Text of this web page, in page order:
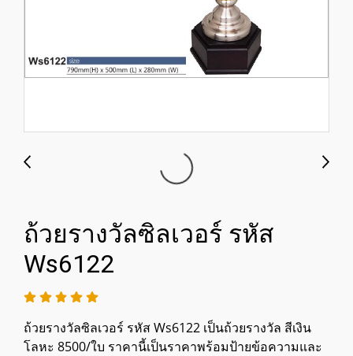
ถ้วยรางวัลซิลเวอร์ รหัส
Ws6122
ถ้วยรางวัลซิลเวอร์ รหัส Ws6122 เป็นถ้วยรางวัล สีเงิน
โลหะ 8500/ใบ ราคานี้เป็นราคาพร้อมป้ายข้อความและ